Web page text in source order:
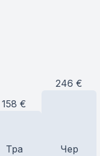
158 €
Тра
246 €
Чер